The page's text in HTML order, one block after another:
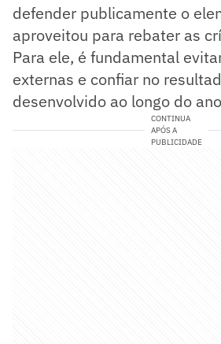
defender publicamente o
aproveitou para rebater as
Para ele, é fundamental
externas e confiar no
desenvolvido ao longo do
CONTINUA
APÓS A
PUBLICIDADE